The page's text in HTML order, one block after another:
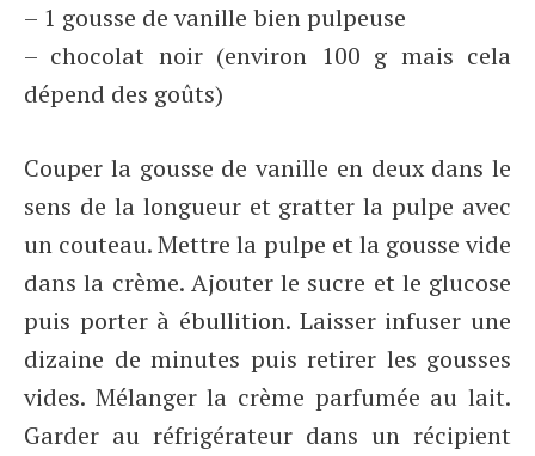
– 1 gousse de vanille bien pulpeuse
– chocolat noir (environ 100 g mais cela
dépend des goûts)
Couper la gousse de vanille en deux dans le
sens de la longueur et gratter la pulpe avec
un couteau. Mettre la pulpe et la gousse vide
dans la crème. Ajouter le sucre et le glucose
puis porter à ébullition. Laisser infuser une
dizaine de minutes puis retirer les gousses
vides. Mélanger la crème parfumée au lait.
Garder au réfrigérateur dans un récipient